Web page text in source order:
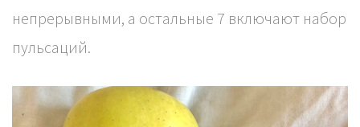
непрерывными, а остальные 7 включают набор
пульсаций.